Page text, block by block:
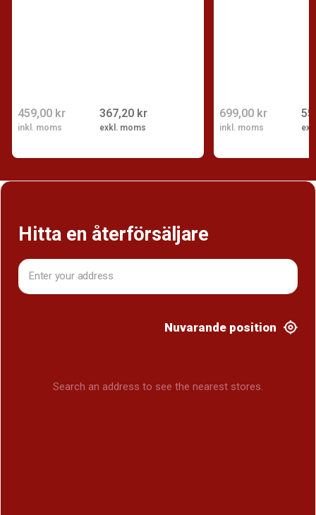
367,20 kr
exkl. moms
459,00 kr
inkl. moms
699,00 kr
inkl. moms
Hitta en återförsäljare
Nuvarande position
Search an address to see the nearest stores.